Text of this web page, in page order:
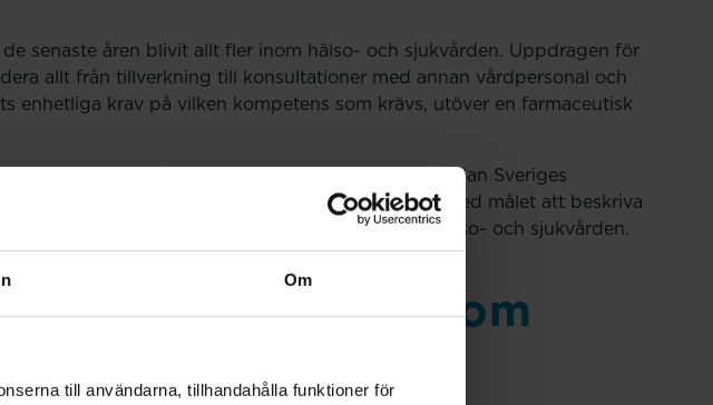
Om
till användarna, tillhandahålla funktioner för
senaste åren blivit allt fler inom hälso- och sjukvården. Uppdragen för
allt från tillverkning till konsultationer med annan vårdpersonal och
enhetliga krav på vilken kompetens som krävs, utöver en farmaceutisk
Hälso- och Sjukvården), är ett samarbetsprojekt mellan Sveriges
Apotekarsocietetens sjukvårdsfarmacisektion, med målet att beskriva
rollerna för apotekare och receptarier inom hälso- och sjukvården.
för farmaceuter inom